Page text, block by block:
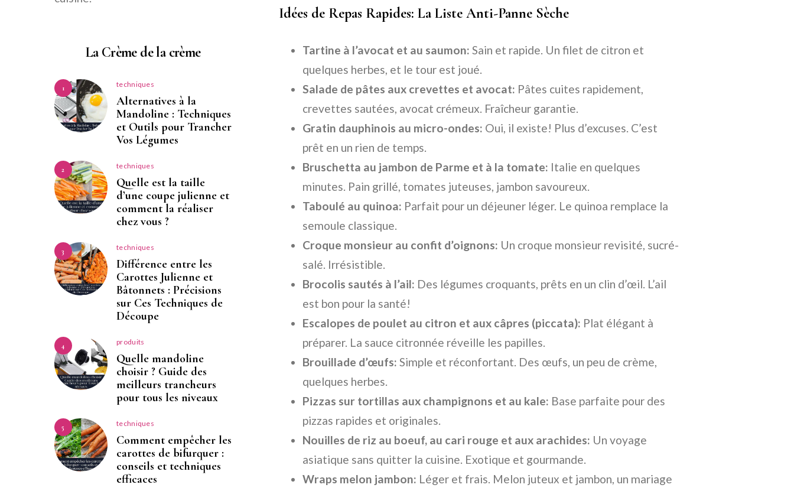
Idées de Repas Rapides: La Liste Anti-Panne Sèche
Tartine à l’avocat et au saumon: Sain et rapide. Un filet de citron et
quelques herbes, et le tour est joué.
Salade de pâtes aux crevettes et avocat: Pâtes cuites rapidement,
crevettes sautées, avocat crémeux. Fraîcheur garantie.
Gratin dauphinois au micro-ondes: Oui, il existe! Plus d’excuses. C’est
prêt en un rien de temps.
Bruschetta au jambon de Parme et à la tomate: Italie en quelques
minutes. Pain grillé, tomates juteuses, jambon savoureux.
Taboulé au quinoa: Parfait pour un déjeuner léger. Le quinoa remplace la
semoule classique.
Croque monsieur au confit d’oignons: Un croque monsieur revisité, sucré-
salé. Irrésistible.
Brocolis sautés à l’ail: Des légumes croquants, prêts en un clin d’œil. L’ail
est bon pour la santé!
Escalopes de poulet au citron et aux câpres (piccata): Plat élégant à
préparer. La sauce citronnée réveille les papilles.
Brouillade d’œufs: Simple et réconfortant. Des œufs, un peu de crème,
quelques herbes.
Pizzas sur tortillas aux champignons et au kale: Base parfaite pour des
pizzas rapides et originales.
Nouilles de riz au boeuf, au cari rouge et aux arachides: Un voyage
asiatique sans quitter la cuisine. Exotique et gourmande.
Wraps melon jambon: Léger et frais. Melon juteux et jambon, un mariage
La Crème de la crème
1 techniques
Alternatives à la
Mandoline : Techniques
et Outils pour Trancher
Vos Légumes
2 techniques
Quelle est la taille
d’une coupe julienne et
comment la réaliser
chez vous ?
3 techniques
Différence entre les
Carottes Julienne et
Bâtonnets : Précisions
sur Ces Techniques de
Découpe
4 produits
Quelle mandoline
choisir ? Guide des
meilleurs trancheurs
pour tous les niveaux
5 techniques
Comment empêcher les
carottes de bifurquer :
conseils et techniques
efficaces